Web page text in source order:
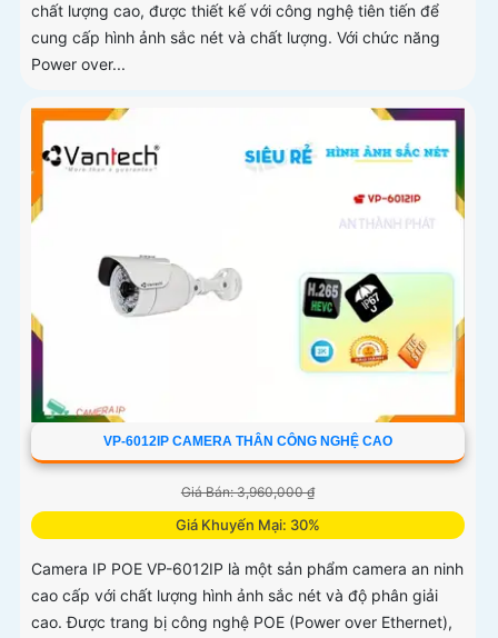
chất lượng cao, được thiết kế với công nghệ tiên tiến để
cung cấp hình ảnh sắc nét và chất lượng. Với chức năng
Power over...
VP-6012IP CAMERA THÂN CÔNG NGHỆ CAO
Giá Bán: 3,960,000 ₫
Giá Khuyến Mại: 30%
Camera IP POE VP-6012IP là một sản phẩm camera an ninh
cao cấp với chất lượng hình ảnh sắc nét và độ phân giải
cao. Được trang bị công nghệ POE (Power over Ethernet),